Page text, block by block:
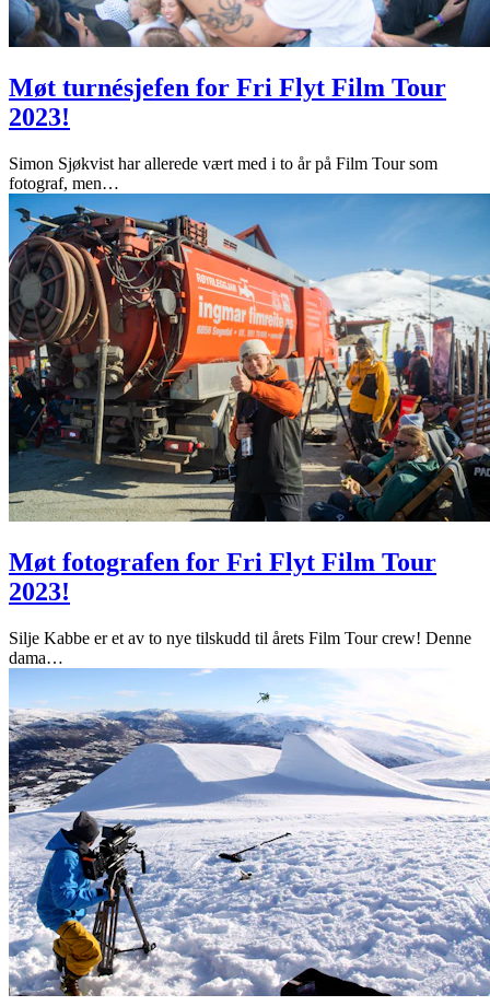
Møt turnésjefen for Fri Flyt Film Tour
2023!
Simon Sjøkvist har allerede vært med i to år på Film Tour som
fotograf, men…
Møt fotografen for Fri Flyt Film Tour
2023!
Silje Kabbe er et av to nye tilskudd til årets Film Tour crew! Denne
dama…